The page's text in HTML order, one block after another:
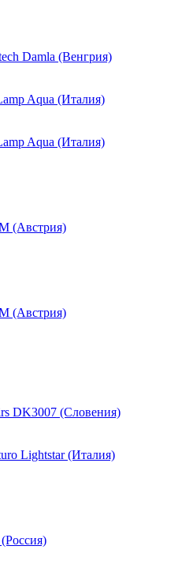
Damla (Венгрия)
Aqua (Италия)
Aqua (Италия)
(Австрия)
(Австрия)
DK3007 (Словения)
Lightstar (Италия)